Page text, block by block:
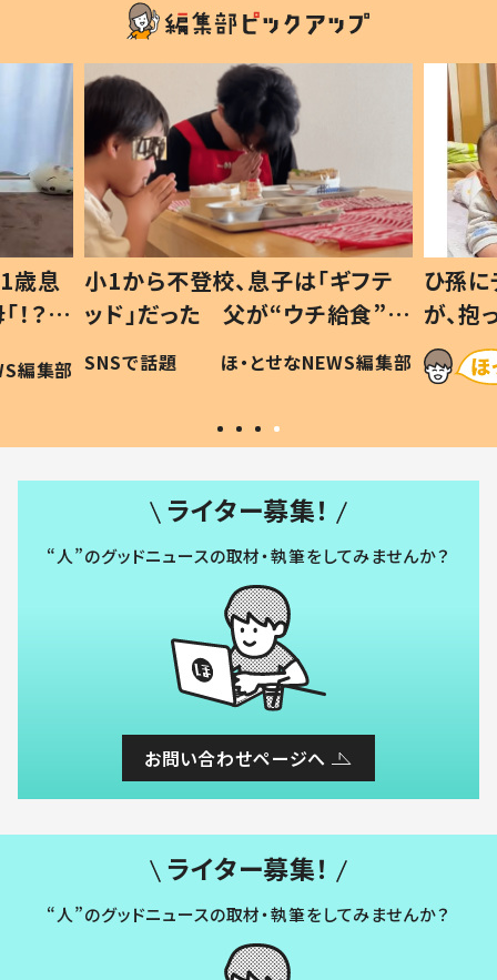
歳息
？」
編集部
小1から不登校、息子は「ギフテ
ッド」だった 父が“ウチ給食”を
作り続ける理由とは #令和の親
#令和の子
SNSで話題 ほ・とせなNEWS編集部
ひ孫
が、
「涙が
い」
ライター募集！
“人”のグッドニュースの取材・執筆をしてみませんか？
お問い合わせページへ
ライター募集！
“人”のグッドニュースの取材・執筆をしてみませんか？